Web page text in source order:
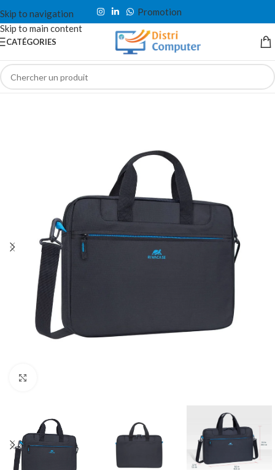
Skip to navigation
Skip to main content
Promotion
CATÉGORIES